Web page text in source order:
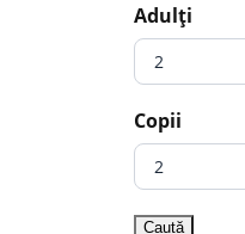
Adulți
Copii